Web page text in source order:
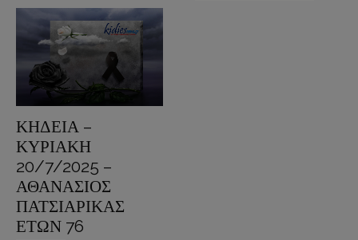
ΚΗΔΕΙΑ –
ΚΥΡΙΑΚΗ
20/7/2025 –
ΑΘΑΝΑΣΙΟΣ
ΠΑΤΣΙΑΡΙΚΑΣ
ΕΤΩΝ 76